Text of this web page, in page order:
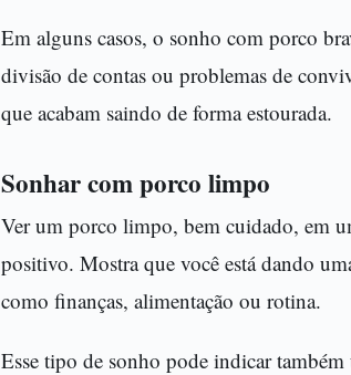
Em alguns casos, o sonho com porco
divisão de contas ou problemas de
que acabam saindo de forma estourada.
Sonhar com porco limpo
Ver um porco limpo, bem cuidado, em
positivo. Mostra que você está dando
como finanças, alimentação ou rotina.
Esse tipo de sonho pode indicar